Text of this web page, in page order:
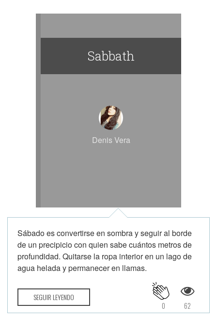
Sabbath
Denis Vera
Sábado es convertirse en sombra y seguir al borde
de un precipicio con quien sabe cuántos metros de
profundidad. Quitarse la ropa interior en un lago de
agua helada y permanecer en llamas.
SEGUIR LEYENDO
62
0